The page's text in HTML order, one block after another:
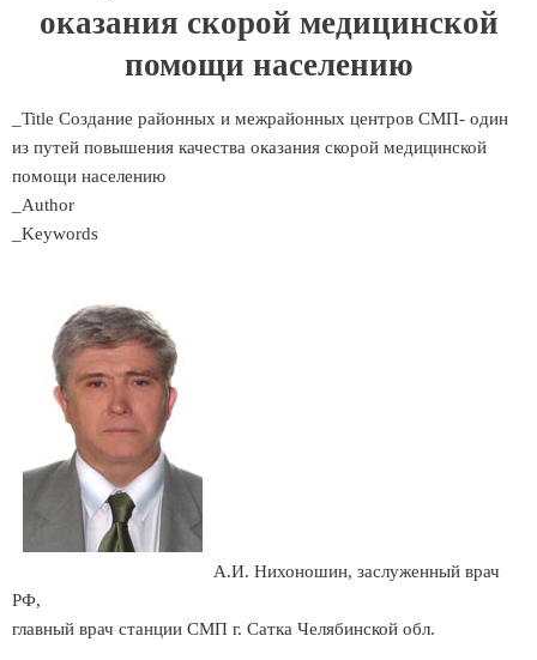
оказания скорой медицинской
помощи населению
_Title Создание районных и межрайонных центров СМП- один
из путей повышения качества оказания скорой медицинской
помощи населению
_Author
_Keywords
А.И. Нихоношин, заслуженный врач
РФ,
главный врач станции СМП г. Сатка Челябинской обл.